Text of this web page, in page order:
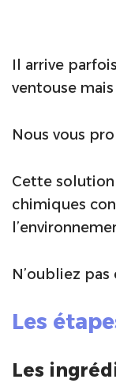
Il arrive
ventouse
Nous vous
Cette solution
chimiques
N’oubliez
Les
Les